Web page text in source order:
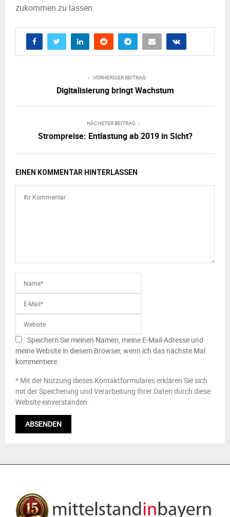
zukommen zu lassen.
VORHERIGER BEITRAG
Digitalisierung bringt Wachstum
NÄCHSTER BEITRAG
Strompreise: Entlastung ab 2019 in Sicht?
EINEN KOMMENTAR HINTERLASSEN
Speichern Sie meinen Namen, meine E-Mail-Adresse und
meine Website in diesem Browser, wenn ich das nächste Mal
kommentiere.
* Mit der Nutzung dieses Kontaktformulares erklären Sie sich
mit der Speicherung und Verarbeitung Ihrer Daten durch diese
Website einverstanden.